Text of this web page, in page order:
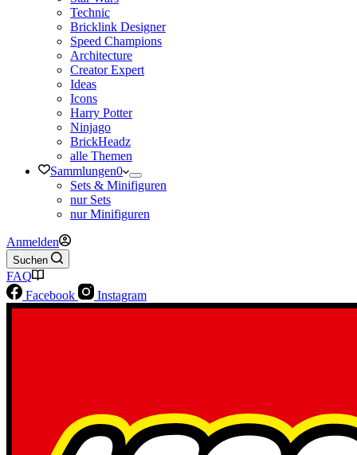
Technic
Bricklink Designer
Speed Champions
Architecture
Creator Expert
Ideas
Icons
Harry Potter
Ninjago
BrickHeadz
alle Themen
Sammlungen0
Sets & Minifiguren
nur Sets
nur Minifiguren
Anmelden
Suchen
FAQ
Facebook
Instagram